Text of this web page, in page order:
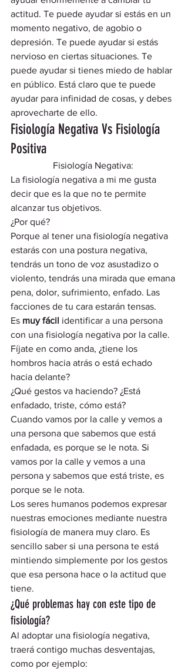
actitud. Te puede ayudar si estás en un
momento negativo, de agobio o
depresión. Te puede ayudar si estás
nervioso en ciertas situaciones. Te
puede ayudar si tienes miedo de hablar
en público. Está claro que te puede
ayudar para infinidad de cosas, y debes
aprovecharte de ello.
Fisiología Negativa Vs Fisiología
Positiva
Fisiología Negativa:
La fisiología negativa a mi me gusta
decir que es la que no te permite
alcanzar tus objetivos.
¿Por qué?
Porque al tener una fisiología negativa
estarás con una postura negativa,
tendrás un tono de voz asustadizo o
violento, tendrás una mirada que emana
pena, dolor, sufrimiento, enfado. Las
facciones de tu cara estarán tensas.
Es muy fácil identificar a una persona
con una fisiología negativa por la calle.
Fíjate en como anda, ¿tiene los
hombros hacia atrás o está echado
hacia delante?
¿Qué gestos va haciendo? ¿Está
enfadado, triste, cómo está?
Cuando vamos por la calle y vemos a
una persona que sabemos que está
enfadada, es porque se le nota. Si
vamos por la calle y vemos a una
persona y sabemos que está triste, es
porque se le nota.
Los seres humanos podemos expresar
nuestras emociones mediante nuestra
fisiología de manera muy claro. Es
sencillo saber si una persona te está
mintiendo simplemente por los gestos
que esa persona hace o la actitud que
tiene.
¿Qué problemas hay con este tipo de
fisiología?
Al adoptar una fisiología negativa,
traerá contigo muchas desventajas,
como por ejemplo: